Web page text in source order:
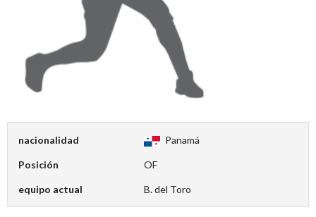
nacionalidad Panamá
Posición OF
equipo actual B. del Toro